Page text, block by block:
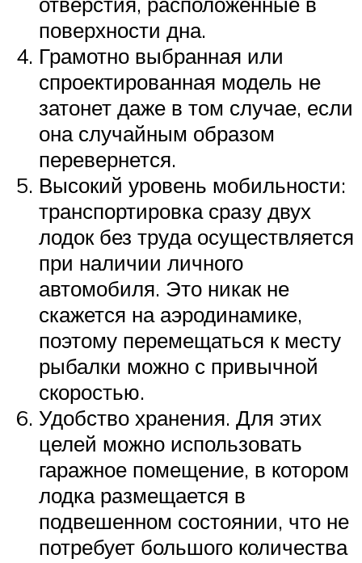
поверхности дна.
Грамотно выбранная или
спроектированная модель не
затонет даже в том случае, если
она случайным образом
перевернется.
Высокий уровень мобильности:
транспортировка сразу двух
лодок без труда осуществляется
при наличии личного
автомобиля. Это никак не
скажется на аэродинамике,
поэтому перемещаться к месту
рыбалки можно с привычной
скоростью.
Удобство хранения. Для этих
целей можно использовать
гаражное помещение, в котором
лодка размещается в
подвешенном состоянии, что не
потребует большого количества